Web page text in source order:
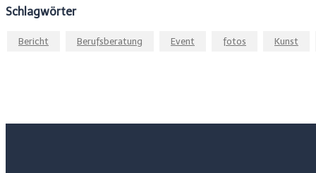
Schlagwörter
Bericht Berufsberatung Event fotos Kunst